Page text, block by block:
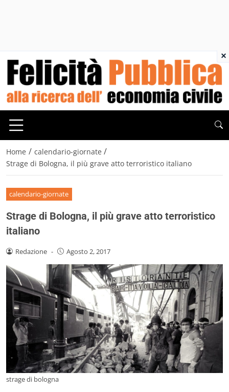
Home / calendario-giornate /
Strage di Bologna, il più grave atto terroristico italiano
calendario-giornate
Strage di Bologna, il più grave atto terroristico
italiano
Redazione - Agosto 2, 2017
strage di bologna
×